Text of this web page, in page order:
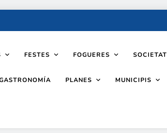
FESTES FOGUERES SOCIETAT
PLANES MUNICIPIS